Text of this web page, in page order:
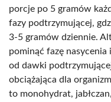
porcje po 5 gramów
fazy podtrzymującej,
3-5 gramów dziennie.
pominąć fazę
od dawki
obciążająca dla
to monohydrat,